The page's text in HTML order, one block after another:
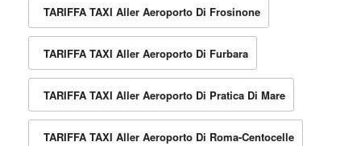
TARIFFA TAXI Aller Aeroporto Di Frosinone
TARIFFA TAXI Aller Aeroporto Di Furbara
TARIFFA TAXI Aller Aeroporto Di Pratica Di Mare
TARIFFA TAXI Aller Aeroporto Di Roma-Centocelle